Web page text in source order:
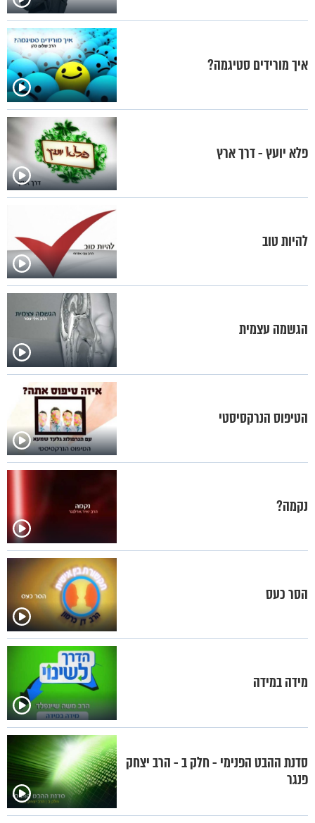
איך מורידים סטיגמה?
פלא יועץ - דרך ארץ
להיות טוב
הגשמה עצמית
הטיפוס הנרקסיסטי
נקמה?
הסר כעס
מידה במידה
סדנת ההבט הפנימי - חלק ב - הרב יצחק
פנגר